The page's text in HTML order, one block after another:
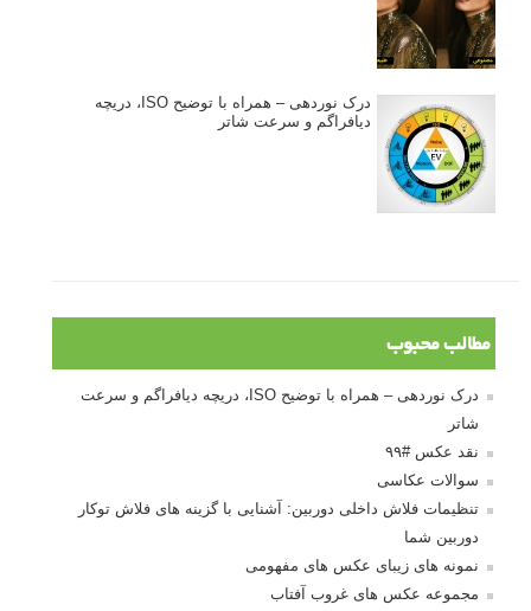
درک نوردهی – همراه با توضیح ISO، دریچه
دیافراگم و سرعت شاتر
مطالب محبوب
درک نوردهی – همراه با توضیح ISO، دریچه دیافراگم و سرعت
شاتر
نقد عکس #۹۹
سوالات عکاسی
تنظیمات فلاش داخلی دوربین: آشنایی با گزینه های فلاش توکار
دوربین شما
نمونه های زیبای عکس های مفهومی
مجموعه عکس های غروب آفتاب